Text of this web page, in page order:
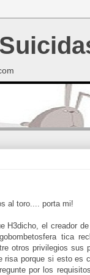
al toro.... porta mi!
H3dicho, el creador
tica
otros privilegios sus
risa porque si esto es
por los